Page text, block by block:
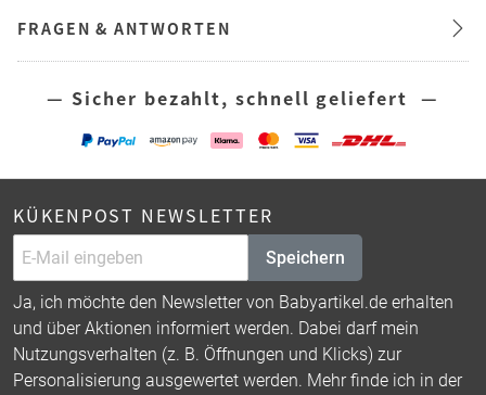
FRAGEN & ANTWORTEN
— Sicher bezahlt, schnell geliefert —
KÜKENPOST NEWSLETTER
Speichern
Ja, ich möchte den Newsletter von Babyartikel.de erhalten
und über Aktionen informiert werden. Dabei darf mein
Nutzungsverhalten (z. B. Öffnungen und Klicks) zur
Personalisierung ausgewertet werden. Mehr finde ich in der